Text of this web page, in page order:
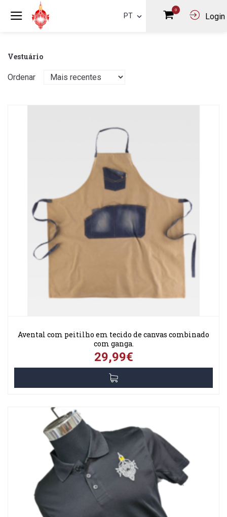
PT
0
Login
Vestuário
Ordenar
Avental com peitilho em tecido de canvas combinado
com ganga.
29,99€